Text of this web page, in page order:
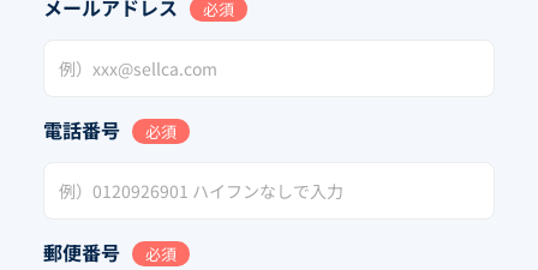
メールアドレス 必須
電話番号 必須
郵便番号 必須